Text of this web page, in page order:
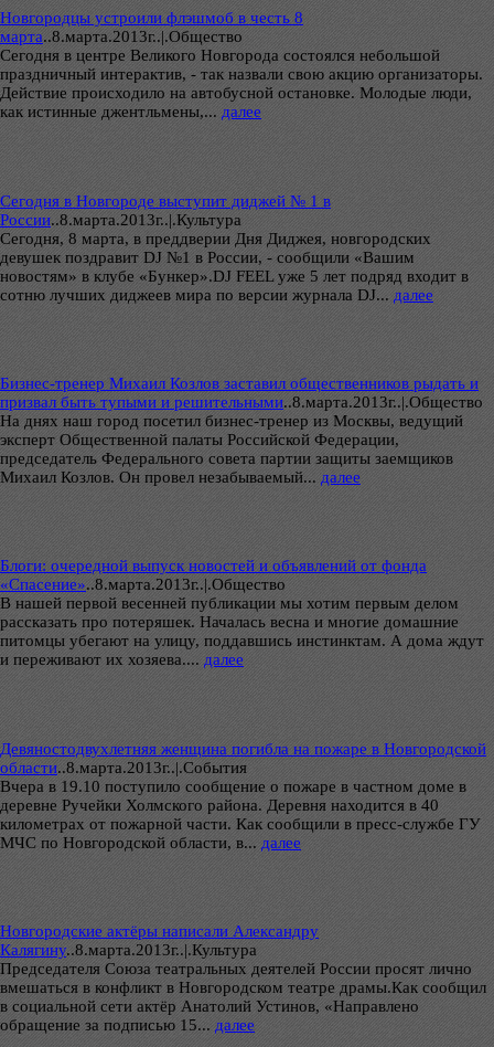
Новгородцы устроили флэшмоб в честь 8
марта..8.марта.2013г..|.Общество
Сегодня в центре Великого Новгорода состоялся небольшой
праздничный интерактив, - так назвали свою акцию организаторы.
Действие происходило на автобусной остановке. Молодые люди,
как истинные джентльмены,... далее
Сегодня в Новгороде выступит диджей № 1 в
России..8.марта.2013г..|.Культура
Сегодня, 8 марта, в преддверии Дня Диджея, новгородских
девушек поздравит DJ №1 в России, - сообщили «Вашим
новостям» в клубе «Бункер».DJ FEEL уже 5 лет подряд входит в
сотню лучших диджеев мира по версии журнала DJ... далее
Бизнес-тренер Михаил Козлов заставил общественников рыдать и
призвал быть тупыми и решительными..8.марта.2013г..|.Общество
На днях наш город посетил бизнес-тренер из Москвы, ведущий
эксперт Общественной палаты Российской Федерации,
председатель Федерального совета партии защиты заемщиков
Михаил Козлов. Он провел незабываемый... далее
Блоги: очередной выпуск новостей и объявлений от фонда
«Спасение»..8.марта.2013г..|.Общество
В нашей первой весенней публикации мы хотим первым делом
рассказать про потеряшек. Началась весна и многие домашние
питомцы убегают на улицу, поддавшись инстинктам. А дома ждут
и переживают их хозяева.... далее
Девяностодвухлетняя женщина погибла на пожаре в Новгородской
области..8.марта.2013г..|.Cобытия
Вчера в 19.10 поступило сообщение о пожаре в частном доме в
деревне Ручейки Холмского района. Деревня находится в 40
километрах от пожарной части. Как сообщили в пресс-службе ГУ
МЧС по Новгородской области, в... далее
Новгородские актёры написали Александру
Калягину..8.марта.2013г..|.Культура
Председателя Союза театральных деятелей России просят лично
вмешаться в конфликт в Новгородском театре драмы.Как сообщил
в социальной сети актёр Анатолий Устинов, «Направлено
обращение за подписью 15... далее